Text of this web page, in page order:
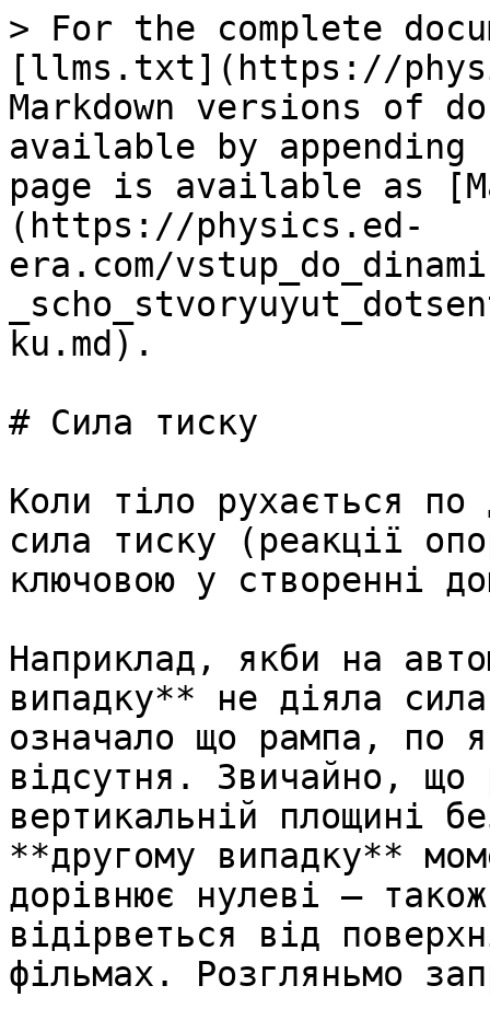
> For the complete
[llms.txt](https://
Markdown versions of
available by
page is available as
(https://physics.ed-
era.com/
ku.md).
# Сила тиску
Коли тiло рухається
сила тиску (реакцiї
ключовою у створеннi
Наприклад, якби на
випадку** не дiяла
означало що рампа, по
вiдсутня. Звичайно, що
вертикальнiй площинi
**другому випадку**
дорiвнює нулеві –
вiдiрветься вiд
фiльмах. Розгляньмо